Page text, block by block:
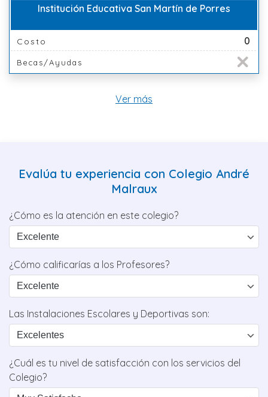
Institución Educativa San Martín de Porres
Costo 0
Becas/Ayudas
Ver más
Evalúa tu experiencia con Colegio André
Malraux
¿Cómo es la atención en este colegio?
¿Cómo calificarías a los Profesores?
Las Instalaciones Escolares y Deportivas son:
¿Cuál es tu nivel de satisfacción con los servicios del
Colegio?